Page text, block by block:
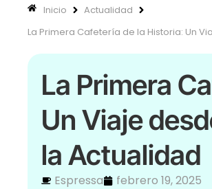
Inicio
Actualidad
La Primera Cafetería de la Historia: Un
La Primera
Un Viaje
la Actualidad
Espressa febrero 19, 2025